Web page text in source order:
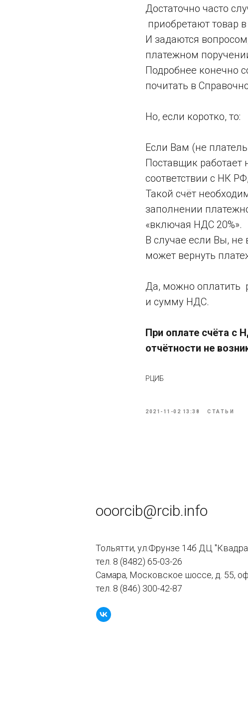
Достаточно часто
приобретают товар
И задаются
платежном
Подробнее конечно
почитать в
Но, если коротко, то:
Если Вам (не
Поставщик работает
соответствии с НК
Такой счёт
заполнении
«включая НДС 20%».
В случае если Вы,
может вернуть
Да, можно оплатить
и сумму НДС.
При оплате счёта с
отчётности не
РЦИБ
2021-11-02 13:38 СТАТЬИ
ooorcib@rcib.info
Тольятти, ул.Фрунзе 14б ДЦ
тел. 8 (8482) 65-03-26
Самара, Московское шоссе, д. 55,
тел. 8 (846) 300-42-87